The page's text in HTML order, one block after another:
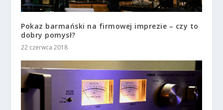
Pokaz barmański na firmowej imprezie – czy to
dobry pomysł?
22 czerwca 2018